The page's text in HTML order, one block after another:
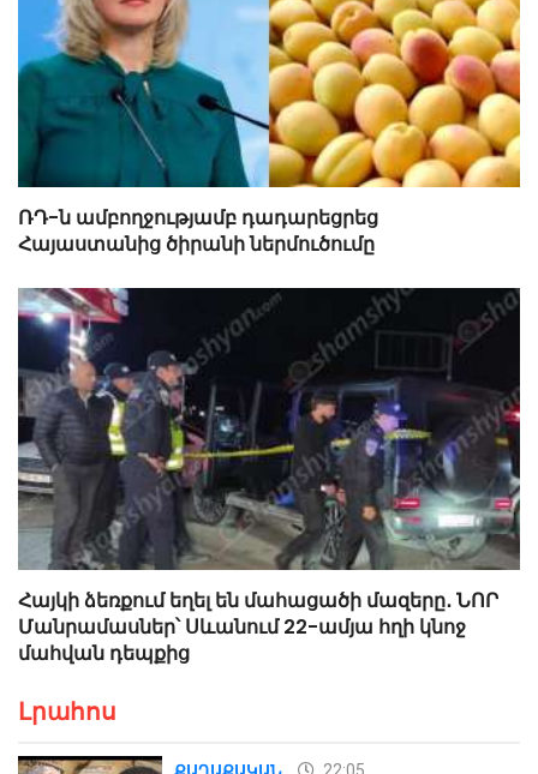
ՌԴ-ն ամբողջությամբ դադարեցրեց
Հայաստանից ծիրանի ներմուծումը
Հայկի ձեռքում եղել են մահացածի մազերը․ ՆՈՐ
Մանրամասներ՝ Սևանում 22-ամյա հղի կնոջ
մահվան դեպքից
Լրահոս